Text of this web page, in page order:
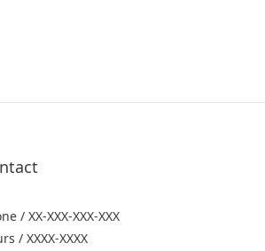
/ XX-XXX-XXX-XXX
/ XXXX-XXXX